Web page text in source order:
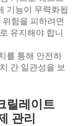
기능이 무력화됩
험을 피하려면
유지해야 합니
를 통해 안전하
간 일관성을 보
릴레이트
관리